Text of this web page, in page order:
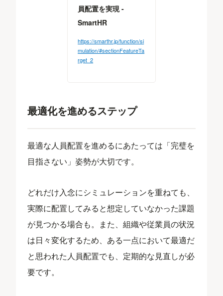
員配置を実現 -
SmartHR
https://smarthr.jp/function/si
mulation/#sectionFeatureTa
rget_2
最適化を進めるステップ
最適な人員配置を進めるにあたっては「完璧を
目指さない」姿勢が大切です。
どれだけ入念にシミュレーションを重ねても、
実際に配置してみると想定していなかった課題
が見つかる場合も。また、組織や従業員の状況
は日々変化するため、ある一点において最適だ
と思われた人員配置でも、定期的な見直しが必
要です。